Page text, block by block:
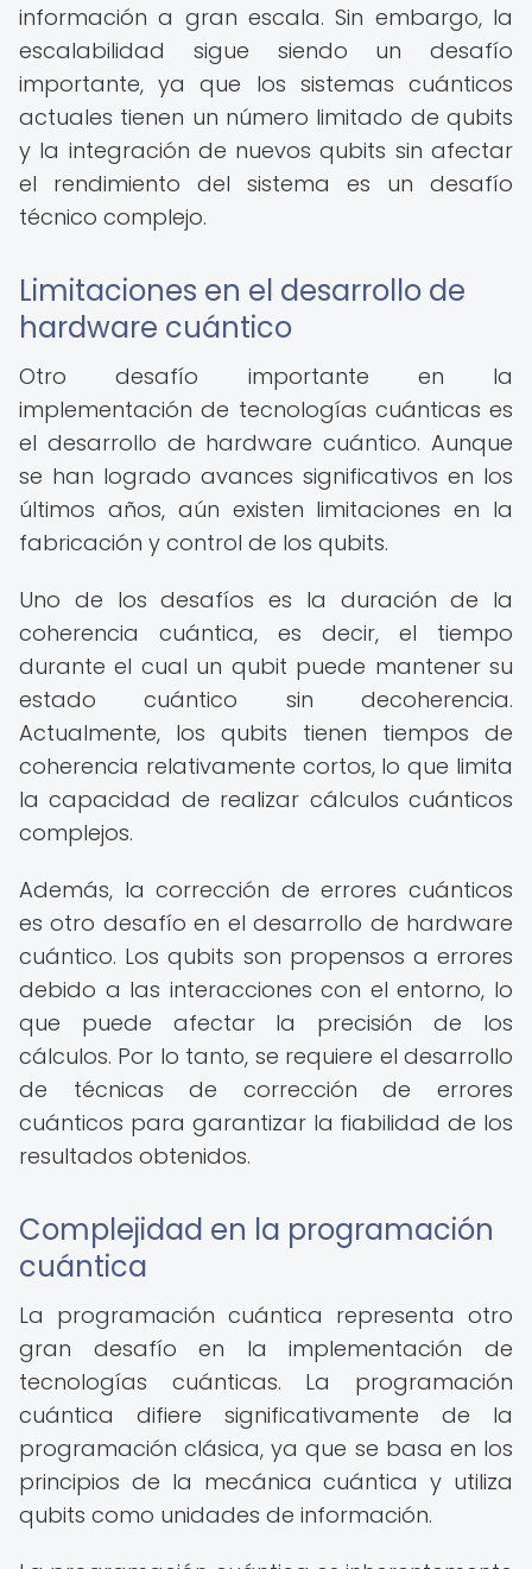
información a gran escala. Sin embargo, la
escalabilidad sigue siendo un desafío
importante, ya que los sistemas cuánticos
actuales tienen un número limitado de qubits
y la integración de nuevos qubits sin afectar
el rendimiento del sistema es un desafío
técnico complejo.
Limitaciones en el desarrollo de
hardware cuántico
Otro desafío importante en la
implementación de tecnologías cuánticas es
el desarrollo de hardware cuántico. Aunque
se han logrado avances significativos en los
últimos años, aún existen limitaciones en la
fabricación y control de los qubits.
Uno de los desafíos es la duración de la
coherencia cuántica, es decir, el tiempo
durante el cual un qubit puede mantener su
estado cuántico sin decoherencia.
Actualmente, los qubits tienen tiempos de
coherencia relativamente cortos, lo que limita
la capacidad de realizar cálculos cuánticos
complejos.
Además, la corrección de errores cuánticos
es otro desafío en el desarrollo de hardware
cuántico. Los qubits son propensos a errores
debido a las interacciones con el entorno, lo
que puede afectar la precisión de los
cálculos. Por lo tanto, se requiere el desarrollo
de técnicas de corrección de errores
cuánticos para garantizar la fiabilidad de los
resultados obtenidos.
Complejidad en la programación
cuántica
La programación cuántica representa otro
gran desafío en la implementación de
tecnologías cuánticas. La programación
cuántica difiere significativamente de la
programación clásica, ya que se basa en los
principios de la mecánica cuántica y utiliza
qubits como unidades de información.